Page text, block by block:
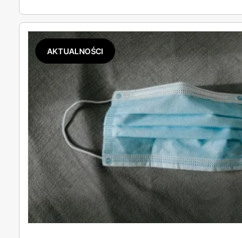
AKTUALNOŚCI